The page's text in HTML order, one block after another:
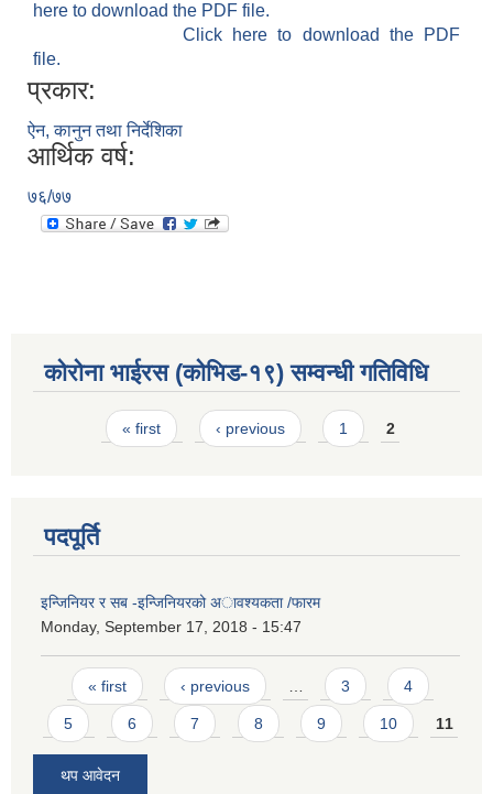
here to download the PDF file.
Click here to download the PDF
file.
प्रकार:
ऐन, कानुन तथा निर्देशिका
आर्थिक वर्ष:
७६/७७
कोरोना भाईरस (कोभिड-१९) सम्वन्धी गतिविधि
Pages« first ‹ previous 1 2
पदपूर्ति
इन्जिनियर र सब -इन्जिनियरको अावश्यकता /फारम
Monday, September 17, 2018 - 15:47
Pages
« first ‹ previous … 3 4
5 6 7 8 9 10 11
थप आवेदन